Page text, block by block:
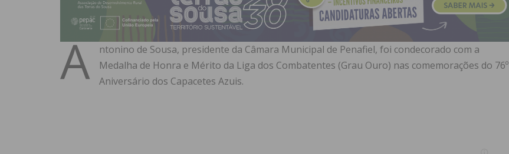
A
ntonino de Sousa, presidente da Câmara Municipal de Penafiel, foi condecorado com a
Medalha de Honra e Mérito da Liga dos Combatentes (Grau Ouro) nas comemorações do 76º
Aniversário dos Capacetes Azuis.